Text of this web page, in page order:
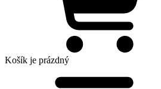
Košík je prázdný